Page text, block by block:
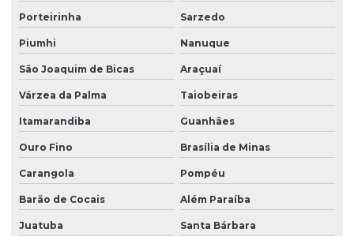
Porteirinha Sarzedo
Piumhi Nanuque
São Joaquim de Bicas Araçuaí
Várzea da Palma Taiobeiras
Itamarandiba Guanhães
Ouro Fino Brasília de Minas
Carangola Pompéu
Barão de Cocais Além Paraíba
Juatuba Santa Bárbara